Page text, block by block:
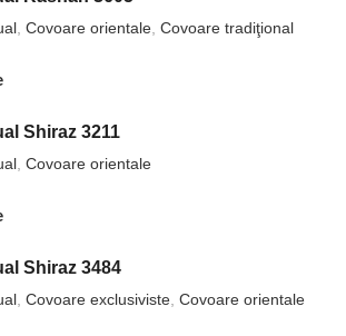
, Covoare orientale, Covoare tradiţional
Shiraz 3211
, Covoare orientale
Shiraz 3484
, Covoare exclusiviste, Covoare orientale